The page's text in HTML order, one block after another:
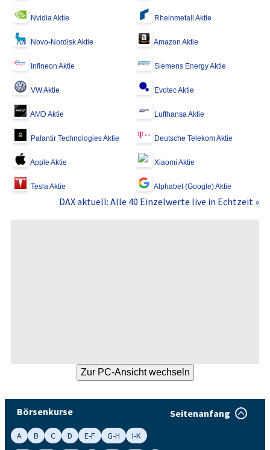
Nvidia Aktie Rheinmetall Aktie
Novo-Nordisk Aktie Amazon Aktie
Infineon Aktie Siemens Energy Aktie
VW Aktie Evotec Aktie
AMD Aktie Lufthansa Aktie
Palantir Technologies Aktie Deutsche Telekom Aktie
Apple Aktie Xiaomi Aktie
Tesla Aktie Alphabet (Google) Aktie
DAX aktuell: Alle 40 Einzelwerte live in Echtzeit »
Börsenkurse Seitenanfang
A B C D E-F G-H
I-K